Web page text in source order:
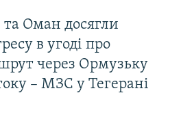
та Оман досягли
в угоді про
через Ормузьку
– МЗС у Тегерані